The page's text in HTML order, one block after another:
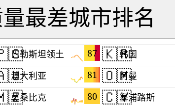
最差城市排名
87
巴勒斯坦领土
81
澳大利亚
80
莫桑比克
🇰🇷
韩国
🇴🇲
阿曼
🇨🇾塞浦路斯